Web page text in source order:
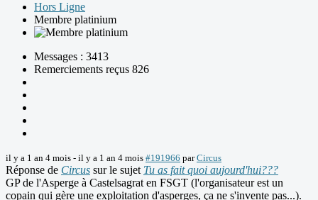
Hors Ligne
Membre platinium
Messages : 3413
Remerciements reçus 826
il y a 1 an 4 mois - il y a 1 an 4 mois #191966 parCircus
Réponse de Circus sur le sujet Tu as fait quoi aujourd'hui???
GP de l'Asperge à Castelsagrat en FSGT (l'organisateur est un
copain qui gère une exploitation d'asperges, ça ne s'invente pas...).